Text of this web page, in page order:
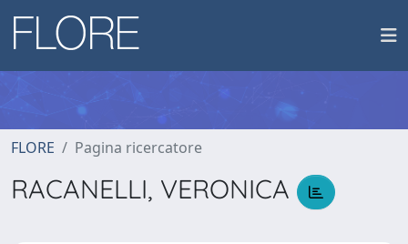
FLORE Pagina ricercatore
RACANELLI, VERONICA